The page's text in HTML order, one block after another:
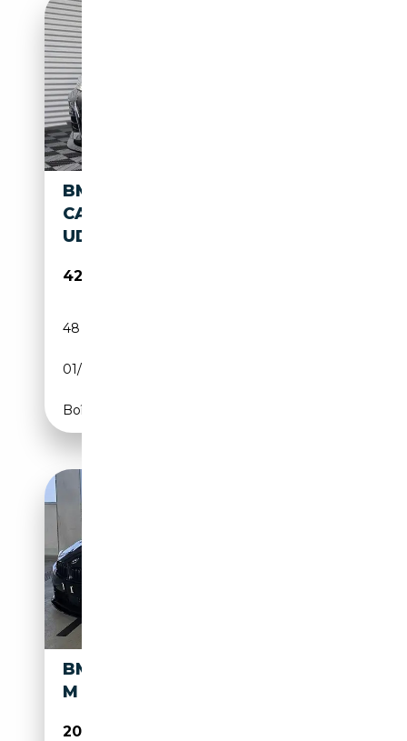
BMW M440I XDRIVE
CABRIO/KAMERA/CARPLAY/H
UD/HERITAGE
42 900€
48 689 km
01/2023
Boîte automatique
BMW 4ER-REIHE 4ER - 430 D
M SPORT
20 499€